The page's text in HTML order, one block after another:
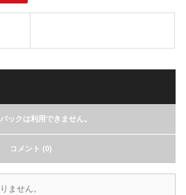
ックは利用できません。
コメント (0)
ません。